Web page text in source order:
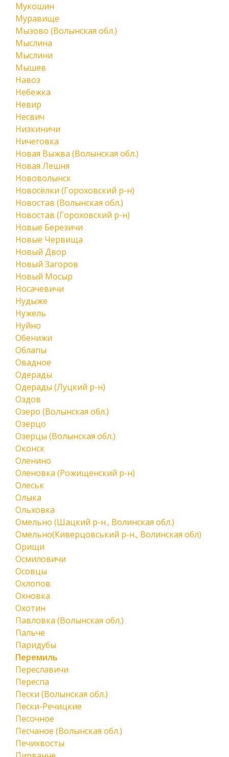
Мукошин
Муравище
Мызово (Волынская обл.)
Мыслина
Мыслини
Мышев
Навоз
Небежка
Невир
Несвич
Низкиничи
Ничеговка
Новая Выжва (Волынская обл.)
Новая Лешня
Нововолынск
Новосёлки (Гороховский р-н)
Новостав (Волынская обл.)
Новостав (Гороховский р-н)
Новые Березичи
Новые Червища
Новый Двор
Новый Загоров
Новый Мосыр
Носачевичи
Нудыже
Нужель
Нуйно
Обенижи
Облапы
Овадное
Одерады
Одерады (Луцкий р-н)
Оздов
Озеро (Волынская обл.)
Озерцо
Озерцы (Волынская обл.)
Оконск
Оленино
Оленовка (Рожищенский р-н)
Олеськ
Олыка
Ольховка
Омельно (Шацкий р-н., Волинская обл.)
Омельно(Киверцовський р-н., Волинская обл)
Орищи
Осмиловичи
Осовцы
Охлопов
Охновка
Охотин
Павловка (Волынская обл.)
Пальче
Паридубы
Перемиль
Переславичи
Переспа
Пески (Волынская обл.)
Пески-Речицкие
Песочное
Песчаное (Волынская обл.)
Печихвосты